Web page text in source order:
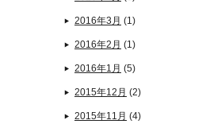
2016年3月 (1)
2016年2月 (1)
2016年1月 (5)
2015年12月 (2)
2015年11月 (4)